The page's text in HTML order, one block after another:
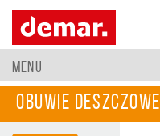
MENU
Obuwie